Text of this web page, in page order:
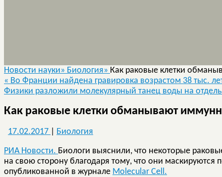
Новости науки» Биология» Как раковые клетки
« Во Франции найдена гравировка возрастом 38 тыс.
Физики разложили молекулярный танец воды на
Как раковые клетки обманывают
17.02.2017 Биология
РИА Новости. Биологи выяснили, что некоторые
на свою сторону благодаря тому, что они маскируются
опубликованной в журнале Molecular Cell.